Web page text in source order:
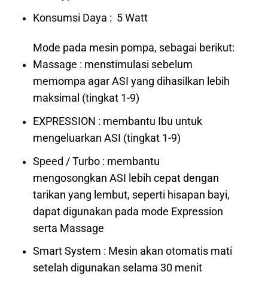
Konsumsi Daya : 5 Watt
Mode pada mesin pompa, sebagai berikut:
Massage : menstimulasi sebelum
memompa agar ASI yang dihasilkan lebih
maksimal (tingkat 1-9)
EXPRESSION : membantu Ibu untuk
mengeluarkan ASI (tingkat 1-9)
Speed / Turbo : membantu
mengosongkan ASI lebih cepat dengan
tarikan yang lembut, seperti hisapan bayi,
dapat digunakan pada mode Expression
serta Massage
Smart System : Mesin akan otomatis mati
setelah digunakan selama 30 menit